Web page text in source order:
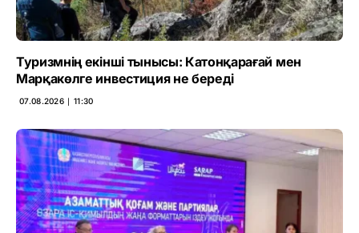
Туризмнің екінші тынысы: Катонқарағай мен
Марқакөлге инвестиция не береді
07.08.2026 ∣ 11:30